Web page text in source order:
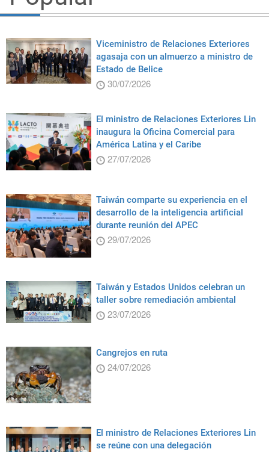
Viceministro de Relaciones Exteriores
agasaja con un almuerzo a ministro de
Estado de Belice
30/07/2026
El ministro de Relaciones Exteriores Lin
inaugura la Oficina Comercial para
América Latina y el Caribe
27/07/2026
Taiwán comparte su experiencia en el
desarrollo de la inteligencia artificial
durante reunión del APEC
29/07/2026
Taiwán y Estados Unidos celebran un
taller sobre remediación ambiental
23/07/2026
Cangrejos en ruta
24/07/2026
El ministro de Relaciones Exteriores Lin
se reúne con una delegación